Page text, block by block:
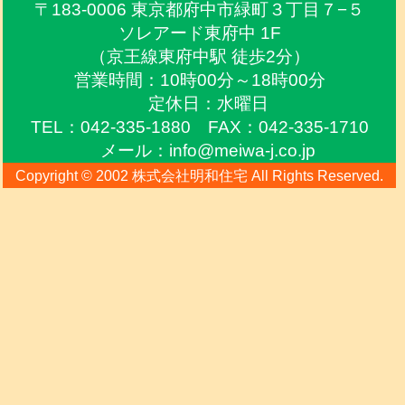
〒183-0006 東京都府中市緑町３丁目７−５
ソレアード東府中 1F
（京王線東府中駅 徒歩2分）
営業時間：10時00分～18時00分
定休日：水曜日
TEL：042-335-1880 FAX：042-335-1710
メール：info@meiwa-j.co.jp
Copyright © 2002 株式会社明和住宅 All Rights Reserved.